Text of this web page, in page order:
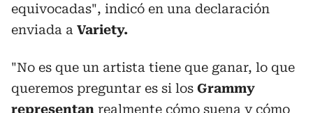
equivocadas", indicó en una declaración
enviada a Variety.
"No es que un artista tiene que ganar, lo que
queremos preguntar es si los Grammy
representan realmente cómo suena y cómo